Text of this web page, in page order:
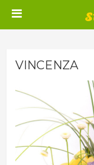
VINCENZA